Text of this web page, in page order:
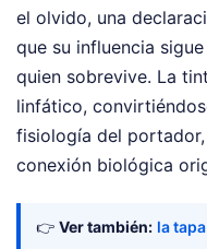
el olvido, una
que su influencia
quien sobrevive. La
linfático,
fisiología del
conexión biológica
👉 Ver también: la